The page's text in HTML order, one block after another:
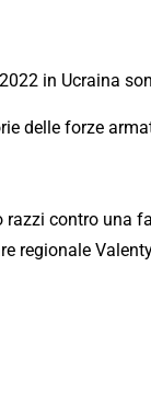
in Ucraina
delle forze
razzi contro una
regionale